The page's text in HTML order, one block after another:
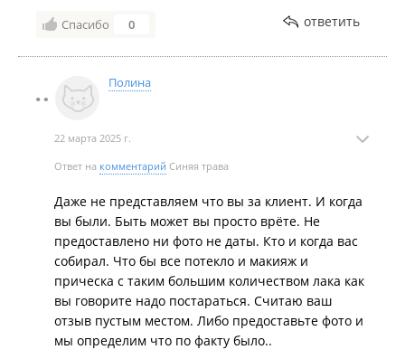
Стрелки, во-первых, не соответствовали анатомии
о себе грустные хвостики.
Не было ресниц, тушь для клиентов наносится
Лицо блестело и это при моей сухой коже, которая
вообще не склонна к жирности.
вылито чудовищное количество лака и средств для
укладки.
Это при условии, что мы были в прохладном
помещении, без влажности и ветра.
К счастью, это была не свадьба! 😹
Возможно, не повезло просто мне, но подумайте
дважды перед тем, как обращаться к ним за
услугами.
Спасибо 0 ответить
Полина
22 марта 2025 г.
Ответ на комментарий Синяя трава
Даже не представляем что вы за клиент. И когда
вы были. Быть может вы просто врёте. Не
предоставлено ни фото не даты. Кто и когда вас
собирал. Что бы все потекло и макияж и
прическа с таким большим количеством лака как
вы говорите надо постараться. Считаю ваш
отзыв пустым местом. Либо предоставьте фото и
мы определим что по факту было..